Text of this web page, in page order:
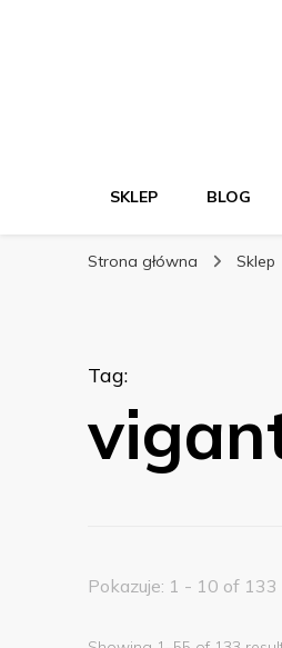
SKLEP BLOG
Strona główna Sklep
Tag:
Pokazuje: 1 - 10 of